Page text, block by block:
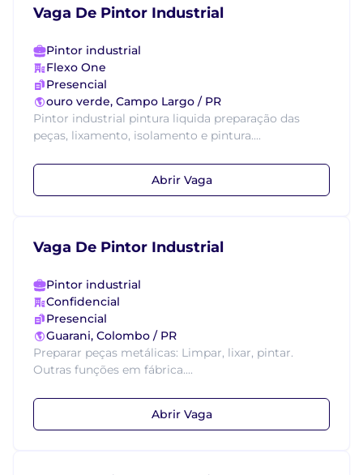
Vaga De Pintor Industrial
Pintor industrial
Flexo One
Presencial
ouro verde, Campo Largo / PR
Pintor industrial pintura liquida preparação das
peças, lixamento, isolamento e pintura....
Abrir Vaga
Vaga De Pintor Industrial
Pintor industrial
Confidencial
Presencial
Guarani, Colombo / PR
Preparar peças metálicas: Limpar, lixar, pintar.
Outras funções em fábrica....
Abrir Vaga